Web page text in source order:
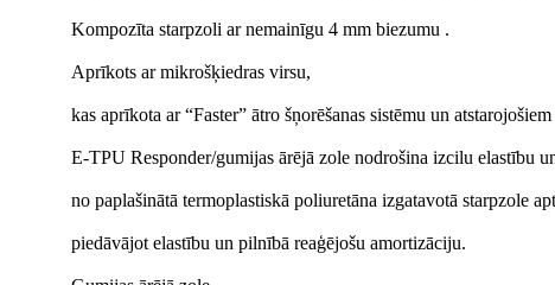
Kompozīta starpzoli ar nemainīgu 4 mm biezumu .
Aprīkots ar mikrošķiedras virsu,
kas aprīkota ar “Faster” ātro šņorēšanas sistēmu un
E-TPU Responder/gumijas ārējā zole nodrošina izcilu elastību
no paplašinātā termoplastiskā poliuretāna izgatavotā starpzole
piedāvājot elastību un pilnībā reaģējošu amortizāciju.